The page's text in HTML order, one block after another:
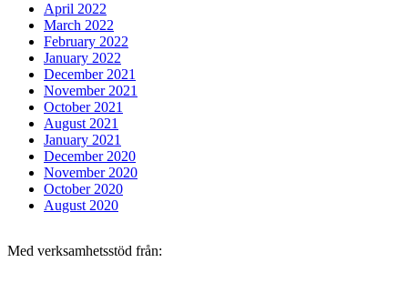
April 2022
March 2022
February 2022
January 2022
December 2021
November 2021
October 2021
August 2021
January 2021
December 2020
November 2020
October 2020
August 2020
Med verksamhetsstöd från: